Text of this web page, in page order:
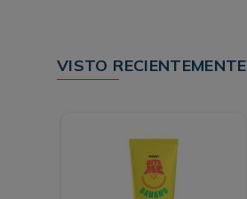
VISTO RECIENTEMENTE